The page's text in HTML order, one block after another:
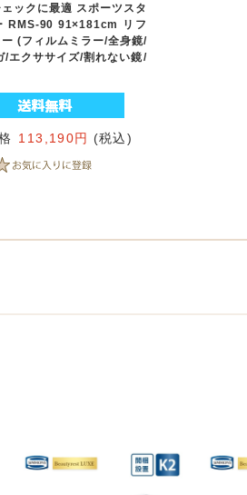
ックに最適 スポーツスタ
RMS-90 91×181cm リフ
ー (フィルムミラー/全身鏡/
/エクササイズ/割れない鏡/
113,190円 (税込)